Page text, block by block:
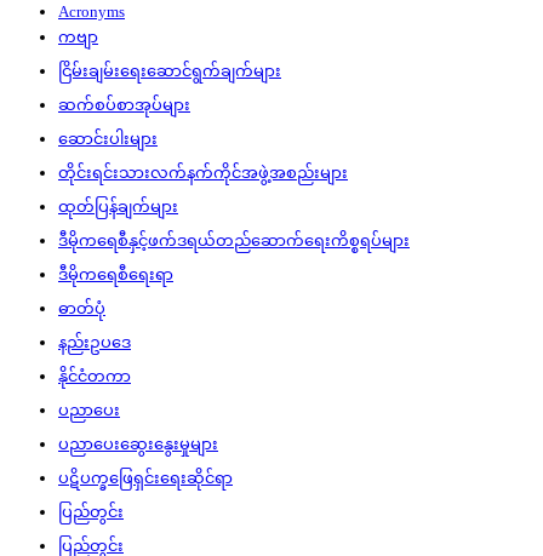
Acronyms
ကဗျာ
ငြိမ်းချမ်းရေးဆောင်ရွက်ချက်များ
ဆက်စပ်စာအုပ်များ
ဆောင်းပါးများ
တိုင်းရင်းသားလက်နက်ကိုင်အဖွဲ့အစည်းများ
ထုတ်ပြန်ချက်များ
ဒီမိုကရေစီနှင့်ဖက်ဒရယ်တည်ဆောက်‌ရေးကိစ္စရပ်များ
ဒီမိုကရေစီရေးရာ
ဓာတ်ပုံ
နည်းဥပဒေ
နိုင်ငံတကာ
ပညာပေး
ပညာပေးဆွေးနွေးမှုများ
ပဋိပက္ခဖြေရှင်းရေးဆိုင်ရာ
ပြည်တွင်း
ပြည်တွင်း